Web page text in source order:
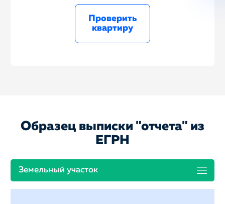
Проверить
квартиру
Образец выписки "отчета" из
ЕГРН
Земельный участок